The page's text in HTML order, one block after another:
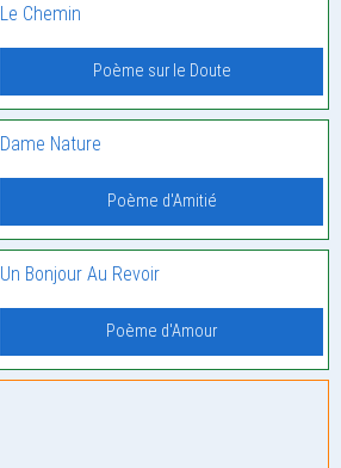
Le Chemin
Poème sur le Doute
Dame Nature
Poème d'Amitié
Un Bonjour Au Revoir
Poème d'Amour